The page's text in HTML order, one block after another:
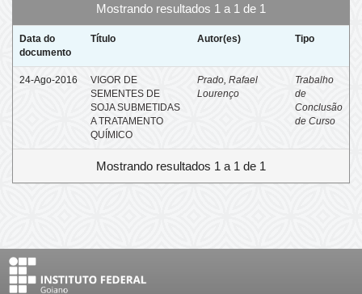
Mostrando resultados 1 a 1 de 1
Data do
documento
Título Autor(es) Tipo
24-Ago-2016
VIGOR DE
SEMENTES DE
SOJA SUBMETIDAS
A TRATAMENTO
QUÍMICO
Prado, Rafael
Lourenço
Trabalho
de
Conclusão
de Curso
Mostrando resultados 1 a 1 de 1